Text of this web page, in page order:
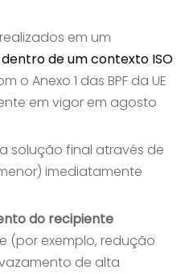
realizados em um
de um contexto ISO
o Anexo 1 das BPF da UE
em vigor em agosto
solução final através de
imediatamente
do recipiente
(por exemplo, redução
de alta